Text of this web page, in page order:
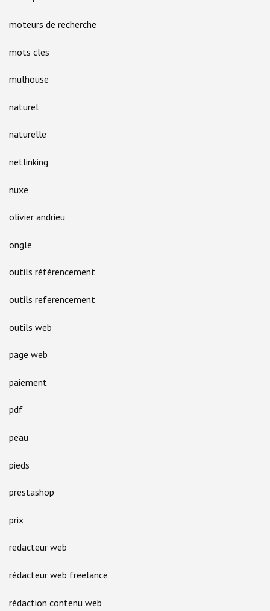
moteurs de recherche
mots cles
mulhouse
naturel
naturelle
netlinking
nuxe
olivier andrieu
ongle
outils référencement
outils referencement
outils web
page web
paiement
pdf
peau
pieds
prestashop
prix
redacteur web
rédacteur web freelance
rédaction contenu web